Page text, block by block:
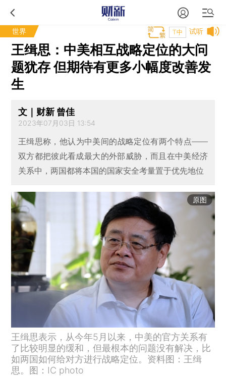
世界 试听
T中
王缉思：中美相互战略定位的大问
题犹存 但期待有更多小幅度改善发
生
文｜财新 曾佳
2023年07月03日 13:54
王缉思称，他认为中美间的战略定位有两个特点——
双方都把彼此看成最大的外部威胁，而且在中美经济
关系中，两国都将本国的国家安全考量置于优先地位
原图
王缉思表示，从今年5月以来，中美的官方关系有
了比较明显的缓和，但最根本的问题没有解决，比
如两国如何给对方进行战略定位。资料图：王缉
思。图：IC photo